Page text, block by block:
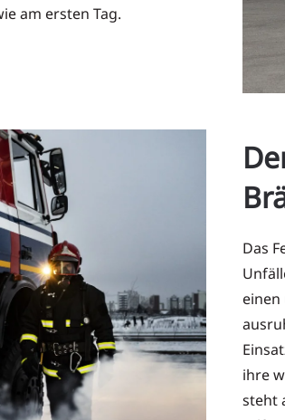
am ersten Tag.
Das
ihre
steht